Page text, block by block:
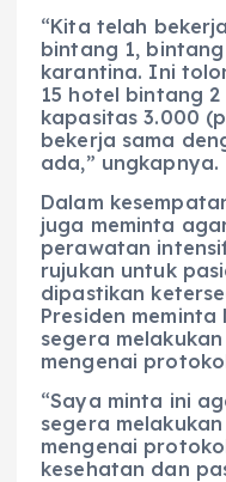
“Kita telah
bintang 1,
karantina. Ini
15 hotel bintang
kapasitas 3.000
bekerja sama
ada,” ungkapnya.
Dalam
juga meminta
perawatan
rujukan untuk
dipastikan
Presiden
segera
mengenai
“Saya minta ini
segera
mengenai
kesehatan dan